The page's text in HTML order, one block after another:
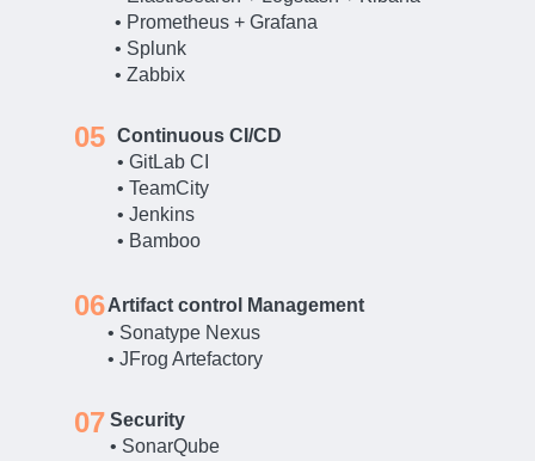
• Prometheus + Grafana
• Splunk
• Zabbix
• GitLab CI
• TeamCity
• Jenkins
• Bamboo
Continuous CI/CD
05
• Sonatype Nexus
• JFrog Artefactory
Artifact control Management
06
• SonarQube
Security
07